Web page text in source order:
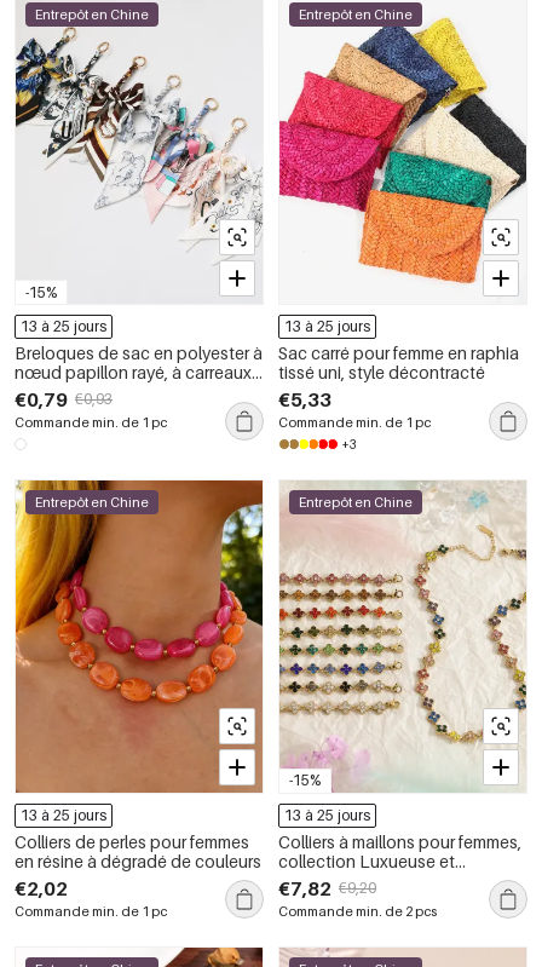
-15%
Entrepôt en Chine
13 à 25 jours
Breloques de sac en polyester à
nœud papillon rayé, à carreaux
et à pois de couleurs assorties,
collection Simple Series Daily.
€0,79 €0,93
Commande min. de 1 pc
Entrepôt en Chine
13 à 25 jours
Sac carré pour femme en raphia
tissé uni, style décontracté
€5,33
Commande min. de 1 pc
+3
Entrepôt en Chine
13 à 25 jours
Colliers de perles pour femmes
en résine à dégradé de couleurs
€2,02
Commande min. de 1 pc
-15%
Entrepôt en Chine
13 à 25 jours
Colliers à maillons pour femmes,
collection Luxueuse et
Élégante, en acier inoxydable,
couleur or, avec zircon et
monture imperméable.
€7,82 €9,20
Commande min. de 2 pcs